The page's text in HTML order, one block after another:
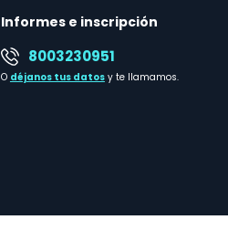
Informes e inscripción
8003230951
O déjanos tus datosy te llamamos.